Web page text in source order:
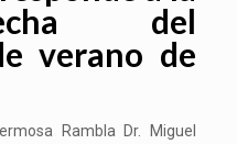
del
verano de
Rambla Dr. Miguel